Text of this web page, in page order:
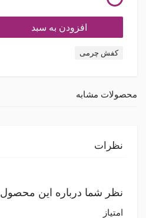
افزودن به سبد
کفش چرمی
محصولات مشابه
نظرات
نظر شما درباره این محصول
امتیاز